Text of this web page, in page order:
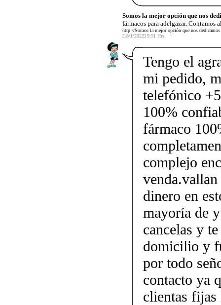
Somos la mejor opción que nos
fármacos para adelgazar. Contamos
http://Somos la mejor opción que nos dedicamos
[18/1/2022] 9:51 Hrs.
Tengo el
mi pedido,
telefónico
100%
fármaco
complejo
dinero en
mayoría de
cancelas y
domicilio y
por todo
contacto ya
clientas